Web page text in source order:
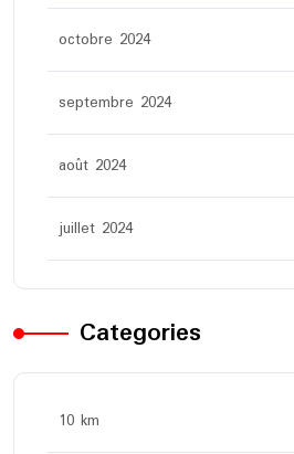
octobre 2024
septembre 2024
août 2024
juillet 2024
Categories
10 km